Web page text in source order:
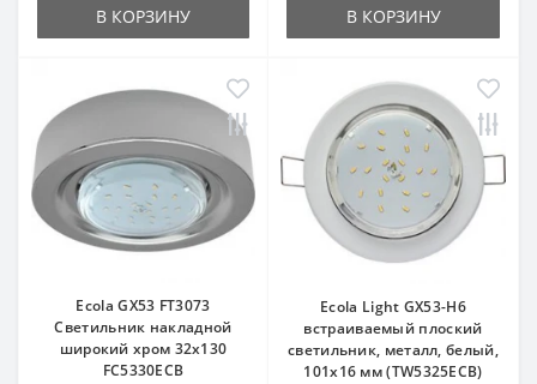
В КОРЗИНУ В КОРЗИНУ
Ecola GX53 FT3073
Светильник накладной
широкий хром 32x130
FC5330ECB
Ecola Light GX53-H6
встраиваемый плоский
светильник, металл, белый,
101x16 мм (TW5325ECB)